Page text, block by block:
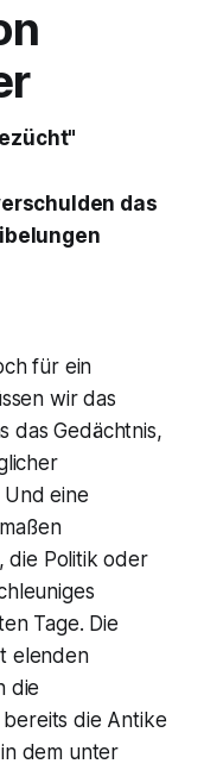
das
für ein
wir das
das Gedächtnis,
eine
die Politik oder
Tage. Die
elenden
die
die Antike
dem unter